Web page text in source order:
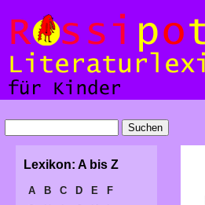
Lexikon: A bis Z
A B C D E
F